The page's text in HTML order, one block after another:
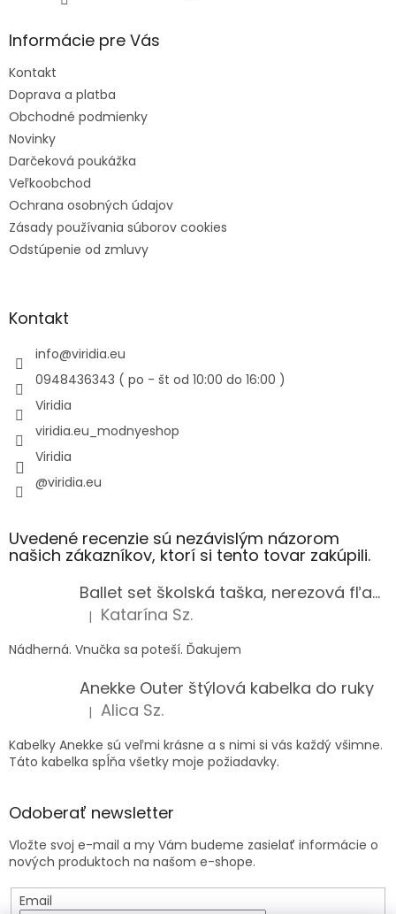
Informácie pre Vás
Kontakt
Doprava a platba
Obchodné podmienky
Novinky
Darčeková poukážka
Veľkoobchod
Ochrana osobných údajov
Zásady používania súborov cookies
Odstúpenie od zmluvy
Kontakt
info@viridia.eu
0948436343 ( po - št od 10:00 do 16:00 )
Viridia
viridia.eu_modnyeshop
Viridia
@viridia.eu
Uvedené recenzie sú nezávislým názorom
našich zákazníkov, ktorí si tento tovar zakúpili.
Ballet set školská taška, nerezová fľaša a plný peračník s motívom baletky pre dievča
Hodnotenie produktu je 5 z 5 hviezdičiek.
| Katarína Sz.
Nádherná. Vnučka sa poteší. Ďakujem
Anekke Outer štýlová kabelka do ruky
Hodnotenie produktu je 5 z 5 hviezdičiek.
| Alica Sz.
Kabelky Anekke sú veľmi krásne a s nimi si vás každý všimne.
Táto kabelka spĺňa všetky moje požiadavky.
Odoberať newsletter
Vložte svoj e-mail a my Vám budeme zasielať informácie o
nových produktoch na našom e-shope.
Email